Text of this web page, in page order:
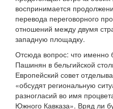
воспринимается
перевода переговорного
отношений между двумя
западную площадку.
Отсюда вопрос: что именно
Пашинян в бельгийской
Европейский совет
«обсудят региональную
разногласий во имя
Южного Кавказа». Вряд ли